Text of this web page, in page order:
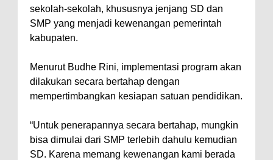
sekolah-sekolah, khususnya jenjang SD dan
SMP yang menjadi kewenangan pemerintah
kabupaten.
Menurut Budhe Rini, implementasi program akan
dilakukan secara bertahap dengan
mempertimbangkan kesiapan satuan pendidikan.
“Untuk penerapannya secara bertahap, mungkin
bisa dimulai dari SMP terlebih dahulu kemudian
SD. Karena memang kewenangan kami berada